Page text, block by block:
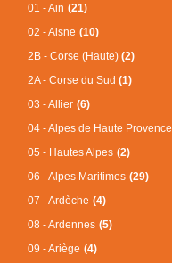
01 - Ain(21)
02 - Aisne(10)
2B - Corse (Haute)(2)
2A - Corse du Sud(1)
03 - Allier(6)
04 - Alpes de Haute
05 - Hautes Alpes(2)
06 - Alpes Maritimes(29)
07 - Ardèche(4)
08 - Ardennes(5)
09 - Ariège(4)